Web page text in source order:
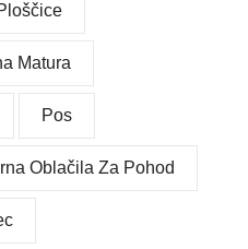
Matura
Pos
Oblačila Za Pohod